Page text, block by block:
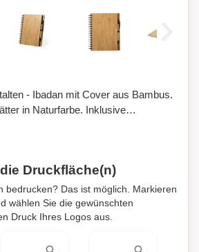
- Ibadan mit Cover aus Bambus.
in Naturfarbe. Inklusive
mit Gehäuse aus Bambus. Mit
Druckfläche(n)
bedrucken? Das ist möglich. Markieren
wählen Sie die gewünschten
Druck Ihres Logos aus.